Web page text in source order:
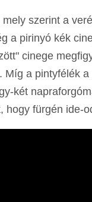
szerint a
a pirinyó kék
cinege
Míg a pintyfélék
két
hogy fürgén ide-